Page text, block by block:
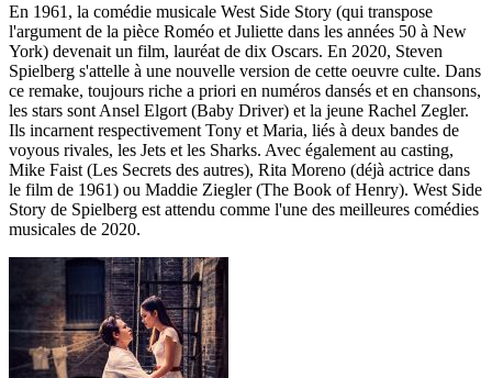
En 1961, la comédie musicale West Side Story (qui transpose
l'argument de la pièce Roméo et Juliette dans les années 50 à New
York) devenait un film, lauréat de dix Oscars. En 2020, Steven
Spielberg s'attelle à une nouvelle version de cette oeuvre culte. Dans
ce remake, toujours riche a priori en numéros dansés et en chansons,
les stars sont Ansel Elgort (Baby Driver) et la jeune Rachel Zegler.
Ils incarnent respectivement Tony et Maria, liés à deux bandes de
voyous rivales, les Jets et les Sharks. Avec également au casting,
Mike Faist (Les Secrets des autres), Rita Moreno (déjà actrice dans
le film de 1961) ou Maddie Ziegler (The Book of Henry). West Side
Story de Spielberg est attendu comme l'une des meilleures comédies
musicales de 2020.